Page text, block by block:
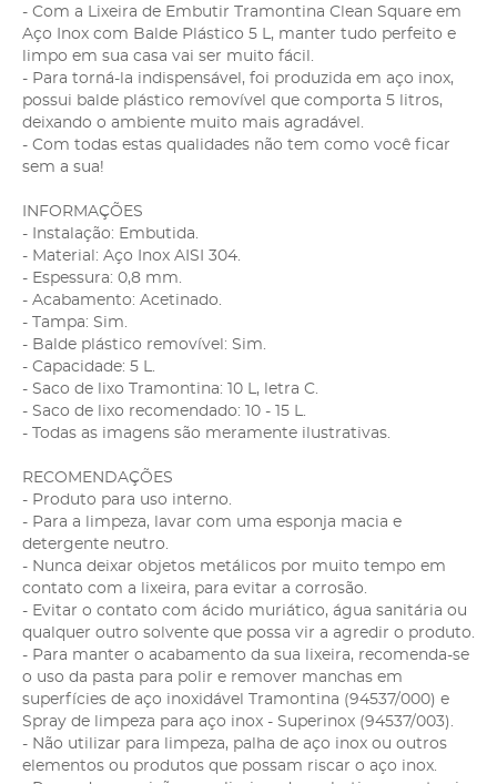
- Com a Lixeira de Embutir Tramontina Clean Square em
Aço Inox com Balde Plástico 5 L, manter tudo perfeito e
limpo em sua casa vai ser muito fácil.
- Para torná-la indispensável, foi produzida em aço inox,
possui balde plástico removível que comporta 5 litros,
deixando o ambiente muito mais agradável.
- Com todas estas qualidades não tem como você ficar
sem a sua!
INFORMAÇÕES
- Instalação: Embutida.
- Material: Aço Inox AISI 304.
- Espessura: 0,8 mm.
- Acabamento: Acetinado.
- Tampa: Sim.
- Balde plástico removível: Sim.
- Capacidade: 5 L.
- Saco de lixo Tramontina: 10 L, letra C.
- Saco de lixo recomendado: 10 - 15 L.
- Todas as imagens são meramente ilustrativas.
RECOMENDAÇÕES
- Produto para uso interno.
- Para a limpeza, lavar com uma esponja macia e
detergente neutro.
- Nunca deixar objetos metálicos por muito tempo em
contato com a lixeira, para evitar a corrosão.
- Evitar o contato com ácido muriático, água sanitária ou
qualquer outro solvente que possa vir a agredir o produto.
- Para manter o acabamento da sua lixeira, recomenda-se
o uso da pasta para polir e remover manchas em
superfícies de aço inoxidável Tramontina (94537/000) e
Spray de limpeza para aço inox - Superinox (94537/003).
- Não utilizar para limpeza, palha de aço inox ou outros
elementos ou produtos que possam riscar o aço inox.